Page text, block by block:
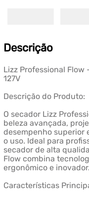
Descrição
Lizz Professional
127V
Descrição do Produto:
O secador Lizz
beleza avançada,
desempenho superior
o uso. Ideal para
secador de alta
Flow combina
ergonômico e inovador.
Características